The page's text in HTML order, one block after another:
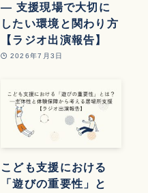
― 支援現場で大切に
したい環境と関わり方
【ラジオ出演報告】
2026年7月3日
こども支援における
「遊びの重要性」と